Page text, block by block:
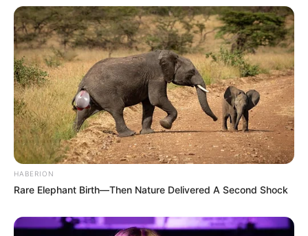
Kinderzirkus oder Indoorpark, die große Palette an
Spielangeboten lässt keine Langeweile aufkommen.
Informationen unterwww.tolli-park.de.
Wildpark Reuschenberg in Leverkusen - Der
kostenlos zu besichtigende, rund 5 ha große
Tierpark beherbergt eine große Zahl heimischer
Wild- und Haustierarten und ist ein beliebtes
Ausflugsziel bei Groß und Klein. Informationen unter
www.wildpark-lev.de.
Freizeit- und Spaßbad Calevornia in Leverkusen - In
mehreren Becken mit Strömungskanal, Grotte,
bei Wassertemperaturen bis 30°C für die ganze
HABERION
Rare Elephant Birth—Then Nature Delivered A Second Shock